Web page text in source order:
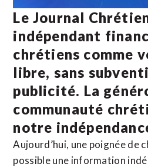
Le Journal
indépendant
chrétiens comme
libre, sans
publicité. La
communauté
notre
Aujourd’hui, une poignée de
possible une information